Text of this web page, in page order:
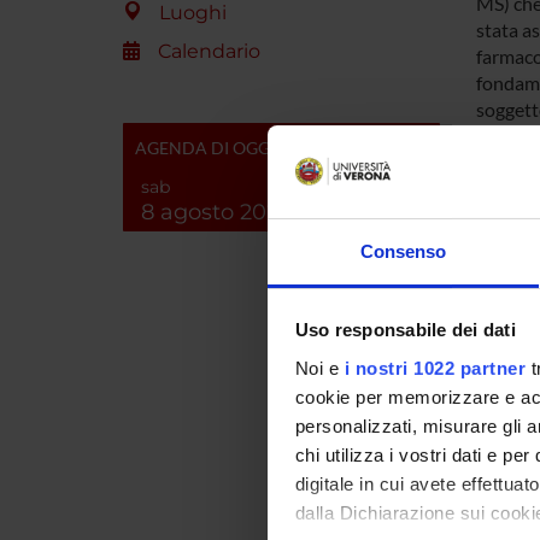
Consenso
Uso responsabile dei dati
Noi e i nostri 1022 partner
cookie per memorizzare e
personalizzati, misurare gli
chi utilizza i vostri dati e per
digitale in cui avete
dalla Dichiarazione sui
Luoghi
Calendario
AGENDA DI OGGI
sab
8 agosto 2026
stata
una
unità
per la
verifica
studi
con